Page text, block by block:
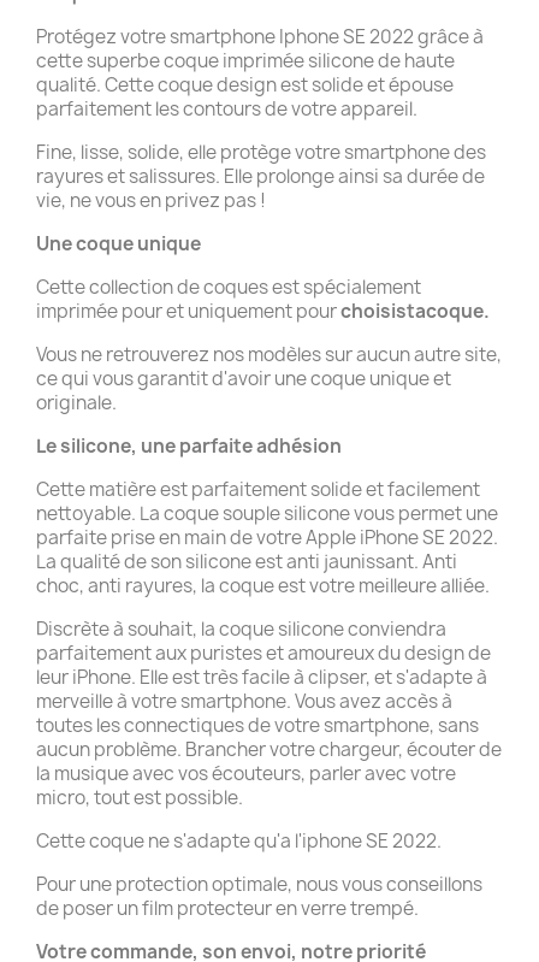
Protégez votre smartphone Iphone SE 2022 grâce à
cette superbe coque imprimée silicone de haute
qualité. Cette coque design est solide et épouse
parfaitement les contours de votre appareil.
Fine, lisse, solide, elle protège votre smartphone des
rayures et salissures. Elle prolonge ainsi sa durée de
vie, ne vous en privez pas !
Une coque unique
Cette collection de coques est spécialement
imprimée pour et uniquement pourchoisistacoque.
Vous ne retrouverez nos modèles sur aucun autre site,
ce qui vous garantit d'avoir une coque unique et
originale.
Le silicone, une parfaite adhésion
Cette matière est parfaitement solide et facilement
nettoyable. La coque souple silicone vous permet une
parfaite prise en main de votre Apple iPhone SE 2022.
La qualité de son silicone est anti jaunissant. Anti
choc, anti rayures, la coque est votre meilleure alliée.
Discrète à souhait, la coque silicone conviendra
parfaitement aux puristes et amoureux du design de
leur iPhone. Elle est très facile à clipser, et s'adapte à
merveille à votre smartphone. Vous avez accès à
toutes les connectiques de votre smartphone, sans
aucun problème. Brancher votre chargeur, écouter de
la musique avec vos écouteurs, parler avec votre
micro, tout est possible.
Cette coque ne s'adapte qu'a l'iphone SE 2022.
Pour une protection optimale, nous vous conseillons
de poser un film protecteur en verre trempé.
Votre commande, son envoi, notre priorité